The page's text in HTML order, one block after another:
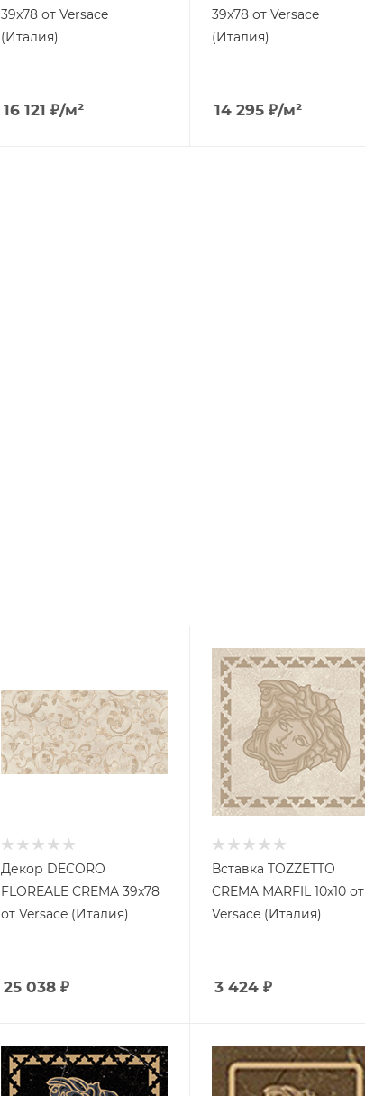
39x78 от Versace
(Италия)
16 121 ₽/м²
39x78 от Versace
(Италия)
14 295 ₽/м²
Декор DECORO
FLOREALE CREMA 39x78
от Versace (Италия)
25 038₽
Вставка TOZZETTO
CREMA MARFIL 10x10 от
Versace (Италия)
3 424 ₽